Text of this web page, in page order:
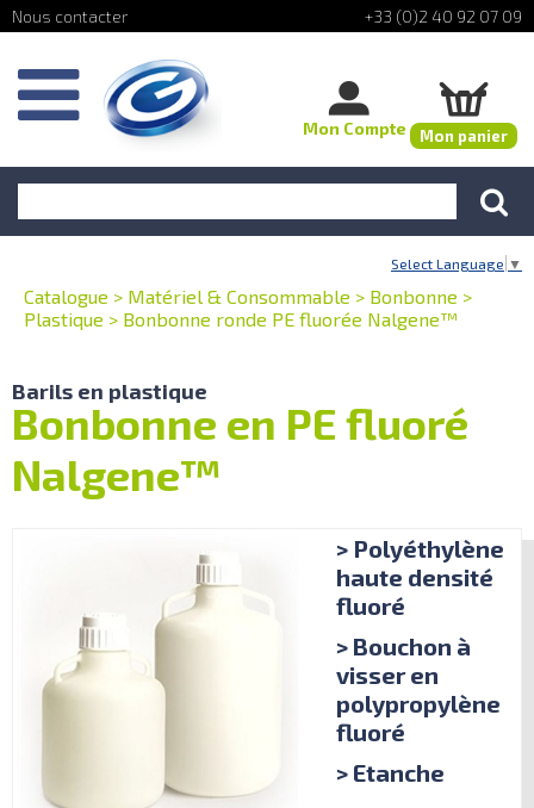
+33 (0)2 40 92 07 09
Mon Compte Mon panier
Select Language ▼
Catalogue > Matériel & Consommable > Bonbonne >
Plastique > Bonbonne ronde PE fluorée Nalgene™
Barils en plastique
Bonbonne en PE fluoré
Nalgene™
> Polyéthylène
haute densité
fluoré
> Bouchon à
visser en
polypropylène
fluoré
> Etanche